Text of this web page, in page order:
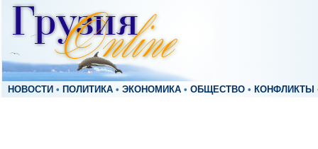
НОВОСТИ • ПОЛИТИКА • ЭКОНОМИКА • ОБЩЕСТВО • КОНФЛИКТЫ